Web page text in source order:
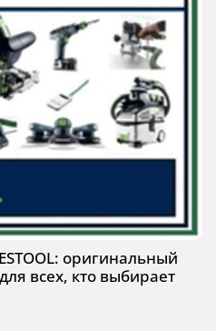
оригинальный
всех, кто выбирает